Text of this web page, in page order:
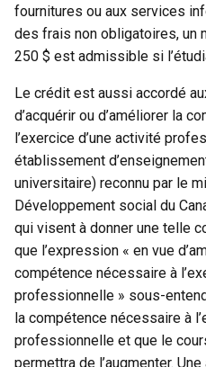
fournitures ou aux services
des frais non obligatoires, un
250 $ est admissible si
Le crédit est aussi accordé
d’acquérir ou d’améliorer la
l’exercice d’une activité
établissement
universitaire) reconnu par le
Développement social du
qui visent à donner une telle
que l’expression « en vue
compétence nécessaire à
professionnelle » sous-
la compétence nécessaire à
professionnelle et que le
permettra de l’augmenter.